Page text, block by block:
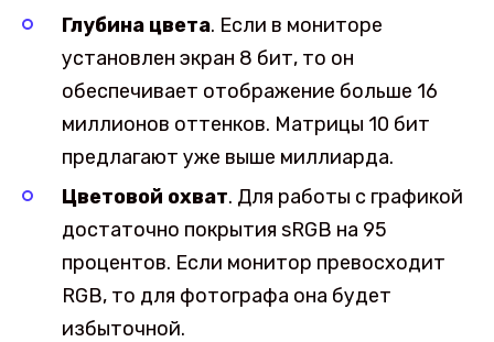
Глубина цвета. Если в мониторе
установлен экран 8 бит, то он
обеспечивает отображение больше 16
миллионов оттенков. Матрицы 10 бит
предлагают уже выше миллиарда.
Цветовой охват. Для работы с графикой
достаточно покрытия sRGB на 95
процентов. Если монитор превосходит
RGB, то для фотографа она будет
избыточной.